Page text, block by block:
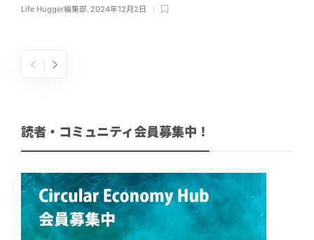
Life Hugger編集部, 2024年12月2日
読者・コミュニティ会員募集中！